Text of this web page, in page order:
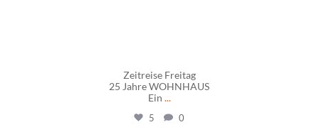
Zeitreise Freitag
25 Jahre WOHNHAUS
Ein ...
5 0